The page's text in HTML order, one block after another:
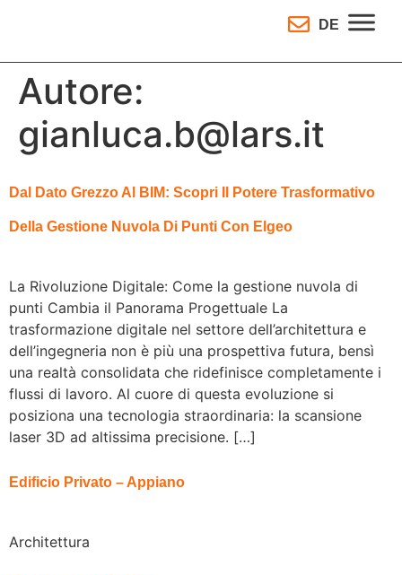
DE
Autore:
gianluca.b@lars.it
Dal Dato Grezzo Al BIM: Scopri Il Potere Trasformativo
Della Gestione Nuvola Di Punti Con Elgeo
La Rivoluzione Digitale: Come la gestione nuvola di
punti Cambia il Panorama Progettuale La
trasformazione digitale nel settore dell’architettura e
dell’ingegneria non è più una prospettiva futura, bensì
una realtà consolidata che ridefinisce completamente i
flussi di lavoro. Al cuore di questa evoluzione si
posiziona una tecnologia straordinaria: la scansione
laser 3D ad altissima precisione. […]
Edificio Privato – Appiano
Architettura